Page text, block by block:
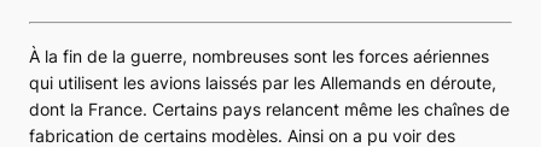
À la fin de la guerre, nombreuses sont les forces aériennes
qui utilisent les avions laissés par les Allemands en déroute,
dont la France. Certains pays relancent même les chaînes de
fabrication de certains modèles. Ainsi on a pu voir des